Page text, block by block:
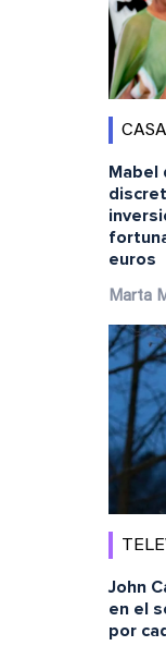
Mabel
euros
Marta
John
en el
por